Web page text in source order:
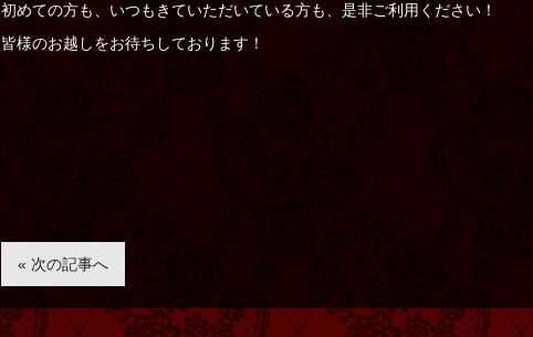
初めての方も、いつもきていただいている方も、是非ご利用ください！
皆様のお越しをお待ちしております！
« 次の記事へ